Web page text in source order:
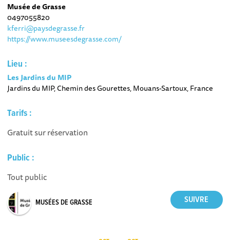
Musée de Grasse
0497055820
kferri@paysdegrasse.fr
https://www.museesdegrasse.com/
Lieu :
Les Jardins du MIP
Jardins du MIP, Chemin des Gourettes, Mouans-Sartoux, France
Tarifs :
Gratuit sur réservation
Public :
Tout public
MUSÉES DE GRASSE